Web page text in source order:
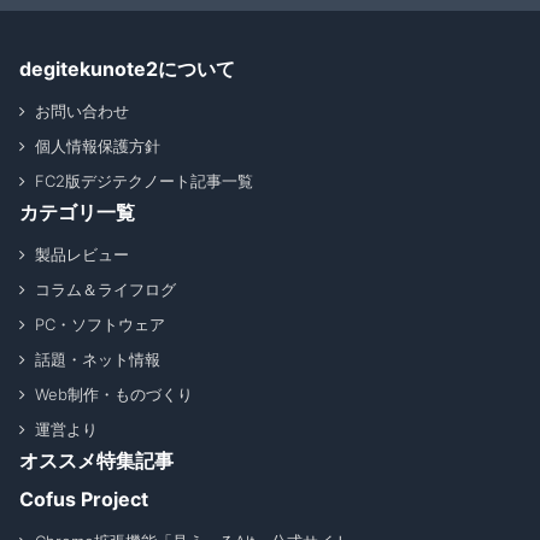
degitekunote2について
お問い合わせ
個人情報保護方針
FC2版デジテクノート記事一覧
カテゴリ一覧
製品レビュー
コラム＆ライフログ
PC・ソフトウェア
話題・ネット情報
Web制作・ものづくり
運営より
オススメ特集記事
Cofus Project